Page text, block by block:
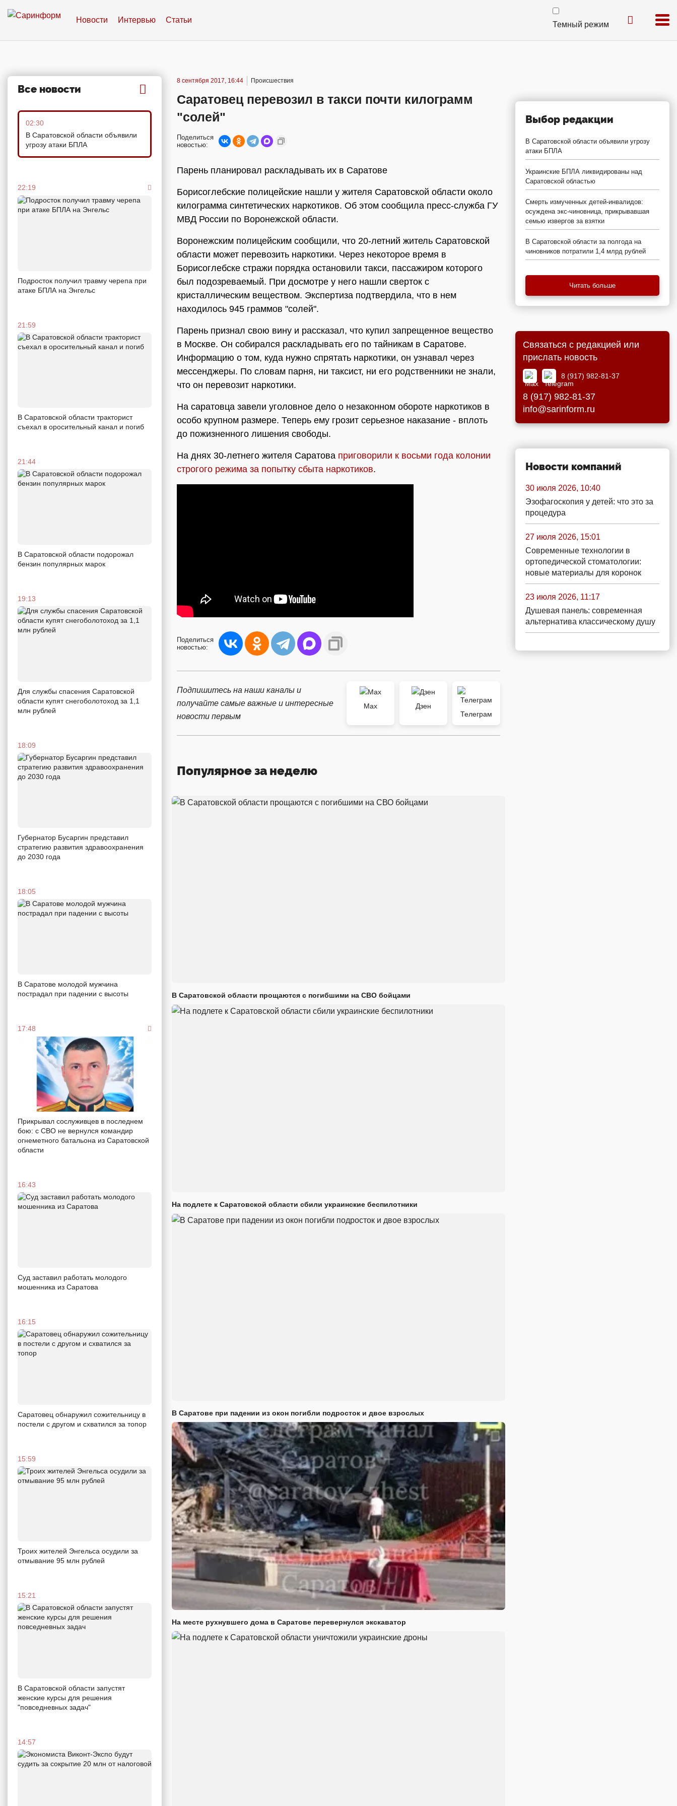
Новости Интервью Статьи
Темный режим
Все новости
02:30
В Саратовской области объявили
угрозу атаки БПЛА
22:19
Подросток получил травму черепа при
атаке БПЛА на Энгельс
21:59
В Саратовской области тракторист
съехал в оросительный канал и погиб
21:44
В Саратовской области подорожал
бензин популярных марок
19:13
Для службы спасения Саратовской
области купят снегоболотоход за 1,1
млн рублей
18:09
Губернатор Бусаргин представил
стратегию развития здравоохранения
до 2030 года
18:05
В Саратове молодой мужчина
пострадал при падении с высоты
17:48
Прикрывал сослуживцев в последнем
бою: с СВО не вернулся командир
огнеметного батальона из Саратовской
области
16:43
Суд заставил работать молодого
мошенника из Саратова
16:15
Саратовец обнаружил сожительницу в
постели с другом и схватился за топор
15:59
Троих жителей Энгельса осудили за
отмывание 95 млн рублей
15:21
В Саратовской области запустят
женские курсы для решения
"повседневных задач"
14:57
8 сентября 2017, 16:44 Происшествия
Саратовец перевозил в такси почти килограмм
"солей"
Поделиться
новостью:
Парень планировал раскладывать их в Саратове
Борисоглебские полицейские нашли у жителя Саратовской области около
килограмма синтетических наркотиков. Об этом сообщила пресс-служба ГУ
МВД России по Воронежской области.
Воронежским полицейским сообщили, что 20-летний житель Саратовской
области может перевозить наркотики. Через некоторое время в
Борисоглебске стражи порядка остановили такси, пассажиром которого
был подозреваемый. При досмотре у него нашли сверток с
кристаллическим веществом. Экспертиза подтвердила, что в нем
находилось 945 граммов "солей".
Парень признал свою вину и рассказал, что купил запрещенное вещество
в Москве. Он собирался раскладывать его по тайникам в Саратове.
Информацию о том, куда нужно спрятать наркотики, он узнавал через
мессенджеры. По словам парня, ни таксист, ни его родственники не знали,
что он перевозит наркотики.
На саратовца завели уголовное дело о незаконном обороте наркотиков в
особо крупном размере. Теперь ему грозит серьезное наказание - вплоть
до пожизненного лишения свободы.
На днях 30-летнего жителя Саратова приговорили к восьми года колонии
строгого режима за попытку сбыта наркотиков.
Поделиться
новостью:
Подпишитесь на наши каналы и
получайте самые важные и интересные
новости первым
Max
Дзен
Телеграм
Популярное за неделю
В Саратовской области прощаются с погибшими на СВО бойцами
На подлете к Саратовской области сбили украинские беспилотники
В Саратове при падении из окон погибли подросток и двое взрослых
На месте рухнувшего дома в Саратове перевернулся экскаватор
Выбор редакции
В Саратовской области объявили угрозу
атаки БПЛА
Украинские БПЛА ликвидированы над
Саратовской областью
Смерть измученных детей-инвалидов:
осуждена экс-чиновница, прикрывавшая
семью извергов за взятки
В Саратовской области за полгода на
чиновников потратили 1,4 млрд рублей
Читать больше
Связаться с редакцией или
прислать новость
8 (917) 982-81-37
8 (917) 982-81-37
info@sarinform.ru
Новости компаний
30 июля 2026, 10:40
Эзофагоскопия у детей: что это за
процедура
27 июля 2026, 15:01
Современные технологии в
ортопедической стоматологии:
новые материалы для коронок
23 июля 2026, 11:17
Душевая панель: современная
альтернатива классическому душу